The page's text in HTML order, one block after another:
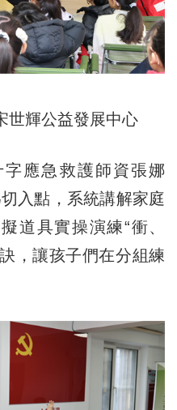
世輝公益發展中心
應急救護師資張娜
入點，系統講解家庭
道具實操演練“衝、
，讓孩子們在分組練